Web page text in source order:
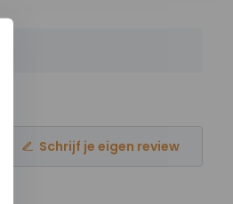
Schrijf je eigen review